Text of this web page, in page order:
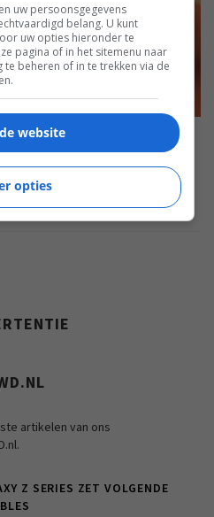
P7 WIRELESS
artikelen van ons
Z SERIES ZET VOLGENDE
uw persoonsgegevens
belang. U kunt
uw opties hieronder te
pagina of in het sitemenu naar
beheren of in te trekken via de
website
opties